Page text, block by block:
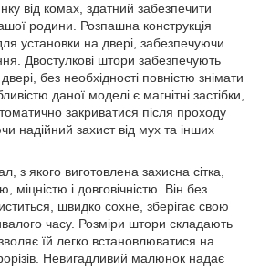
від комах, здатний забезпечити
родини. Розпашна конструкція
установки на двері, забезпечуючи
Двостулкові штори забезпечують
без необхідності повністю знімати
даної моделі є магнітні застібки,
закриватися після проходу
надійний захист від мух та інших
з якого виготовлена захисна сітка,
міцністю і довговічністю. Він без
швидко сохне, зберігає свою
часу. Розміри штори складають
їй легко встановлюватися на
Невигадливий малюнок надає